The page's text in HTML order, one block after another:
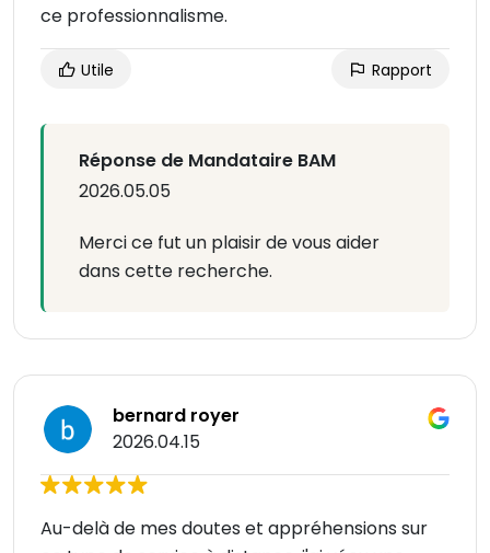
ce professionnalisme.
Utile Rapport
Réponse de Mandataire BAM
2026.05.05
Merci ce fut un plaisir de vous aider
dans cette recherche.
bernard royer
2026.04.15
Au-delà de mes doutes et appréhensions sur